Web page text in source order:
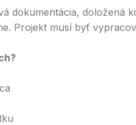
doložená
Projekt musí byť